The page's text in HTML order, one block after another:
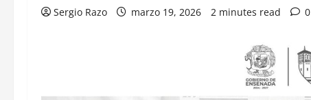
Sergio Razo marzo 19, 2026 2 minutes read 0